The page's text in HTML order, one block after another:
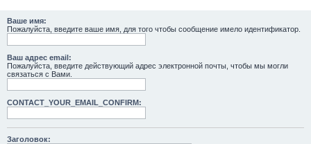
Ваше имя:
Пожалуйста, введите ваше имя, для того чтобы сообщение имело идентификатор.
Ваш адрес email:
Пожалуйста, введите действующий адрес электронной почты, чтобы мы могли
связаться с Вами.
CONTACT_YOUR_EMAIL_CONFIRM:
Заголовок: